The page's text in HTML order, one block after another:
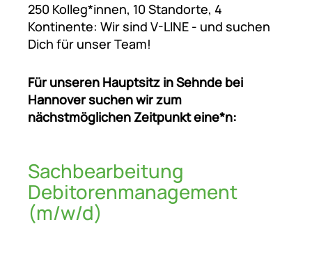
250 Kolleg*innen, 10 Standorte, 4
Kontinente: Wir sind V-LINE - und suchen
Dich für unser Team!
Für unseren Hauptsitz in Sehnde bei
Hannover suchen wir zum
nächstmöglichen Zeitpunkt eine*n:
Sachbearbeitung
Debitorenmanagement
(m/w/d)